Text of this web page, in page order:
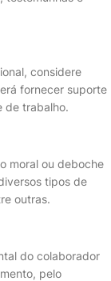
considere
fornecer suporte
de trabalho.
moral ou deboche
tipos de
outras.
do colaborador
pelo